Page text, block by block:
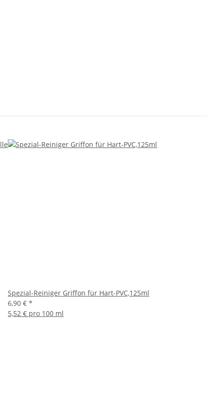
Spezial-Reiniger Griffon für Hart-PVC,125ml
6,90 € *
5,52 € pro 100 ml